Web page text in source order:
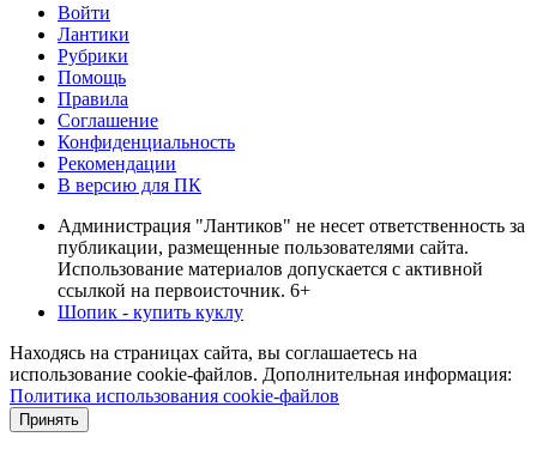
Войти
Лантики
Рубрики
Помощь
Правила
Соглашение
Конфиденциальность
Рекомендации
В версию для ПК
Администрация "Лантиков" не несет ответственность за
публикации, размещенные пользователями сайта.
Использование материалов допускается с активной
ссылкой на первоисточник. 6+
Шопик - купить куклу
Находясь на страницах сайта, вы соглашаетесь на
использование cookie-файлов. Дополнительная информация:
Политика использования cookie-файлов
Принять